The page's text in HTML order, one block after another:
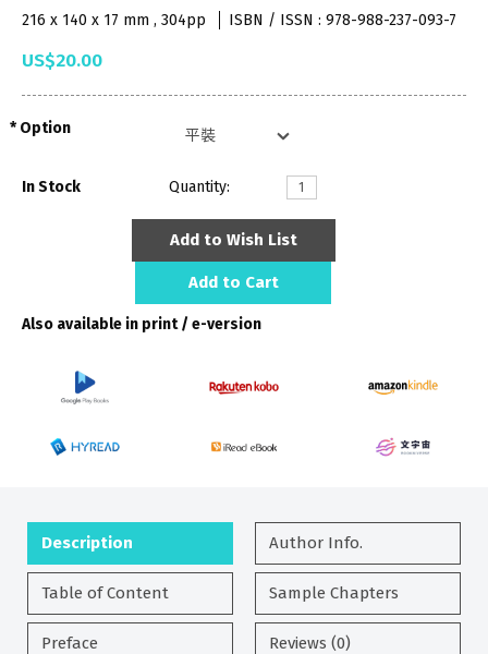
216 x 140 x 17 mm , 304pp
ISBN / ISSN : 978-988-237-093-7
US$20.00
Option
In Stock Quantity:
Add to Wish List
Add to Cart
Also available in print / e-version
Description Author Info.
Table of Content Sample Chapters
Preface Reviews (0)